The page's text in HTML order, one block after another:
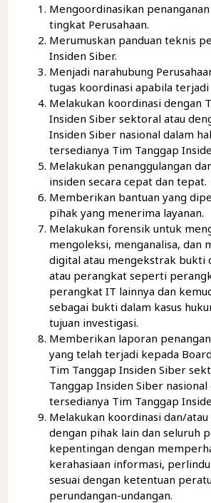
Mengoordinasikan
tingkat Perusahaan.
Merumuskan panduan teknis
Insiden Siber.
Menjadi narahubung
tugas koordinasi apabila terjadi
Melakukan koordinasi dengan
Insiden Siber sektoral atau
Insiden Siber nasional dalam
tersedianya Tim Tanggap
Melakukan penanggulangan
insiden secara cepat dan tepat.
Memberikan bantuan yang
pihak yang menerima layanan.
Melakukan forensik untuk
mengoleksi, menganalisa, dan
digital atau mengekstrak bukti
atau perangkat seperti
perangkat IT lainnya dan
sebagai bukti dalam kasus
tujuan investigasi.
Memberikan laporan
yang telah terjadi kepada
Tim Tanggap Insiden Siber
Tanggap Insiden Siber
tersedianya Tim Tanggap
Melakukan koordinasi dan/atau
dengan pihak lain dan seluruh
kepentingan dengan
kerahasiaan informasi,
sesuai dengan ketentuan
perundangan-undangan.